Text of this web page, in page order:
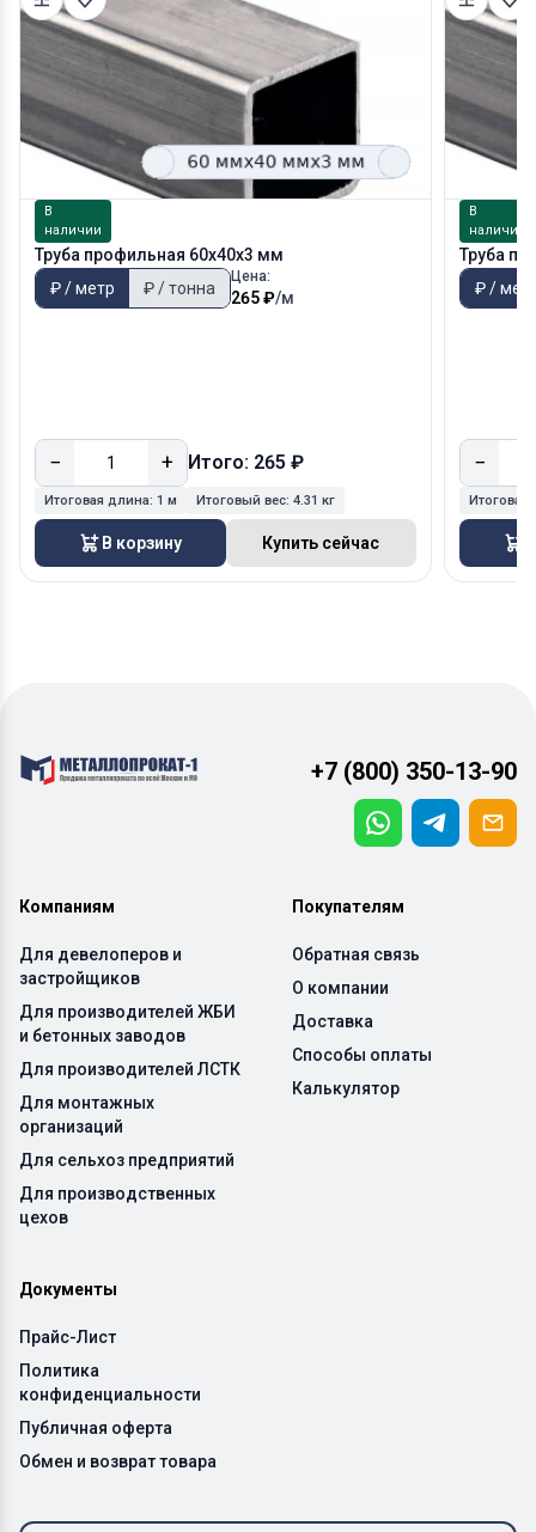
В
наличии
Труба профильная 60х40х3 мм
₽ / метр
₽ / тонна
Цена:
265 ₽/м
− + Итого: 265 ₽
Итоговая длина: 1 м Итоговый вес: 4.31 кг
В корзину Купить сейчас
В
наличии
Труба
₽ /
−
+7 (800) 350-13-90
Компаниям
Для девелоперов и
застройщиков
Для производителей ЖБИ
и бетонных заводов
Для производителей ЛСТК
Для монтажных
организаций
Для сельхоз предприятий
Для производственных
цехов
Покупателям
Обратная связь
О компании
Доставка
Способы оплаты
Калькулятор
Документы
Прайс-Лист
Политика
конфиденциальности
Публичная оферта
Обмен и возврат товара